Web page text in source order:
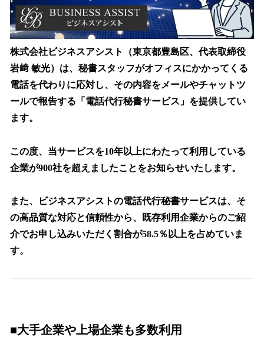
で
す
株式会社ビジネスアシスト（東京都豊島区、代表取締役
岩﨑 敏光）は、秘書スタッフがオフィスにかかってくる
電話を代わりに応対し、その内容をメールやチャットツ
ールで報告する「電話代行秘書サービス」を提供してい
ます。
この度、当サービスを10年以上にわたって利用している
企業が900社を超えましたことをお知らせいたします。
また、ビジネスアシストの電話代行秘書サービスは、そ
の高品質な対応と信頼性から、既存利用企業からのご紹
介でお申し込みいただく割合が58.5％以上を占めていま
す。
■大手企業や上場企業も多数利用